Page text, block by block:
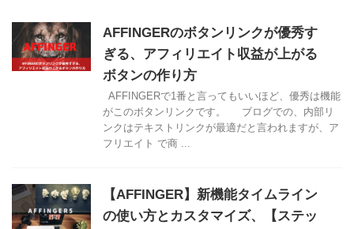
AFFINGERのボタンリンクが優秀す
ぎる、アフィリエイト収益が上がる
ボタンの作り方
AFFINGERで1番と言ってもいいほど、優秀は機能
がこのボタンリンクです。 ブログでの、内部リ
ンクはテキストリンクが最適だと言われますが、ア
フリエイト で商 ...
【AFFINGER】新機能タイムライン
の使い方とカスタマイズ、【ステッ